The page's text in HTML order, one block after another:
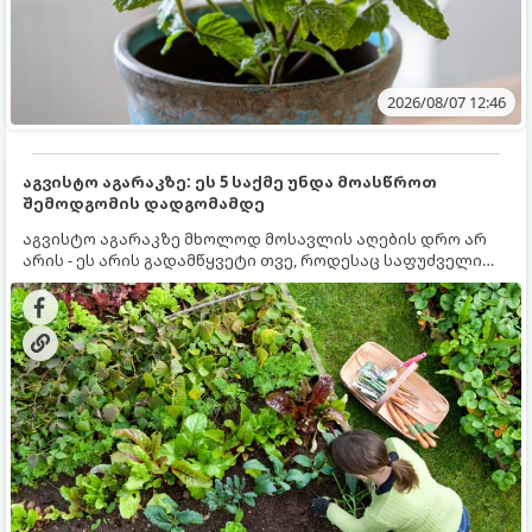
2026/08/07 12:46
აგვისტო აგარაკზე: ეს 5 საქმე უნდა მოასწროთ
შემოდგომის დადგომამდე
აგვისტო აგარაკზე მხოლოდ მოსავლის აღების დრო არ
არის - ეს არის გადამწყვეტი თვე, როდესაც საფუძველი
ეყრება მომავალი წლის მოსავალს და ბაღი მზადდება
შემოდგომა-ზამთრის სეზონისთვის. იმისათვის, რომ
ნიადაგმა ენერგია აღიდგინოს, ხოლო მცენარეებმა
ზამთარს გაუძლონ, აგვისტოს ბოლომდე 5
მნიშვნელოვანი საქმის გაკეთება უნდა მოასწროთ: